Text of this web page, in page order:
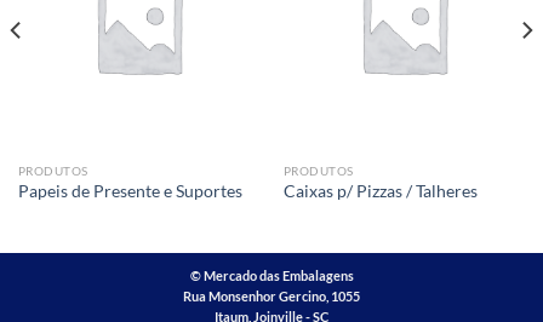
PRODUTOS
Papeis de Presente e Suportes
PRODUTOS
Caixas p/ Pizzas / Talheres
©Mercado das Embalagens
Rua Monsenhor Gercino, 1055
Itaum, Joinville - SC